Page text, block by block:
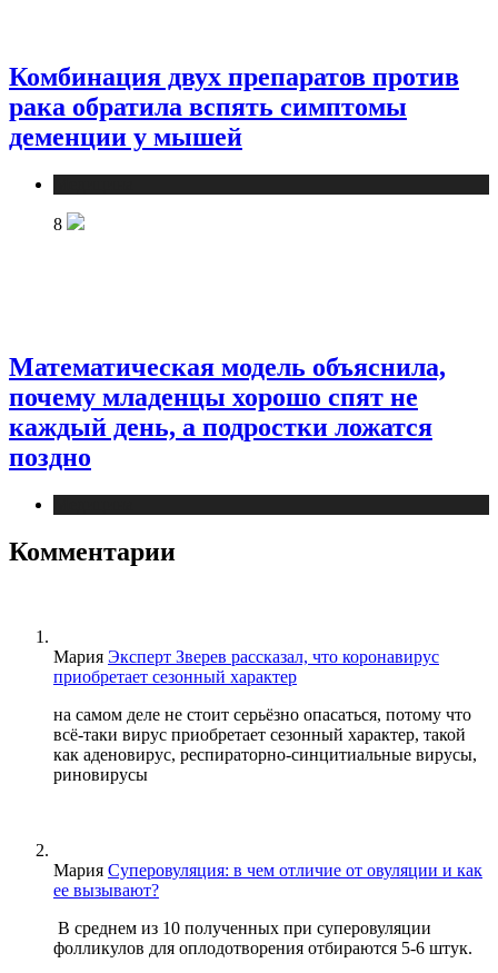
Комбинация двух препаратов против
рака обратила вспять симптомы
деменции у мышей
8
Математическая модель объяснила,
почему младенцы хорошо спят не
каждый день, а подростки ложатся
поздно
Комментарии
Мария Эксперт Зверев рассказал, что коронавирус
приобретает сезонный характер
на самом деле не стоит серьёзно опасаться, потому что
всё-таки вирус приобретает сезонный характер, такой
как аденовирус, респираторно-синцитиальные вирусы,
риновирусы
Мария Суперовуляция: в чем отличие от овуляции и как
ее вызывают?
В среднем из 10 полученных при суперовуляции
фолликулов для оплодотворения отбираются 5-6 штук.